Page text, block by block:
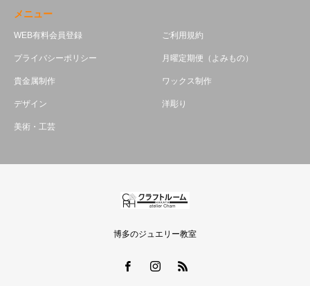
メニュー
WEB有料会員登録 ご利用規約
プライバシーポリシー 月曜定期便（よみもの）
貴金属制作 ワックス制作
デザイン 洋彫り
美術・工芸
博多のジュエリー教室